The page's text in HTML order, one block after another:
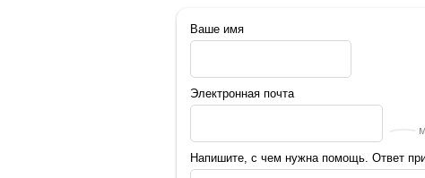
Ваше имя
Электронная почта
Напишите, с чем нужна помощь. Ответ